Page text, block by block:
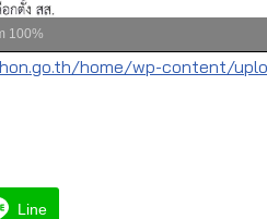
100%
home/wp-content/
Line